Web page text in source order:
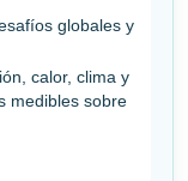
globales y
calor, clima y
medibles sobre